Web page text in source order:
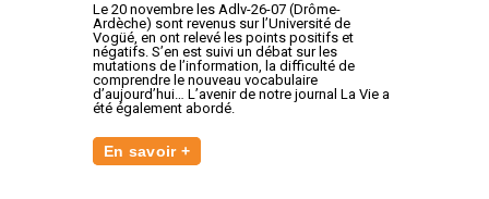
Le 20 novembre les Adlv-26-07 (Drôme-
Ardèche) sont revenus sur l’Université de
Vogüé, en ont relevé les points positifs et
négatifs. S’en est suivi un débat sur les
mutations de l’information, la difficulté de
comprendre le nouveau vocabulaire
d’aujourd’hui… L’avenir de notre journal La Vie a
été également abordé.
En savoir +